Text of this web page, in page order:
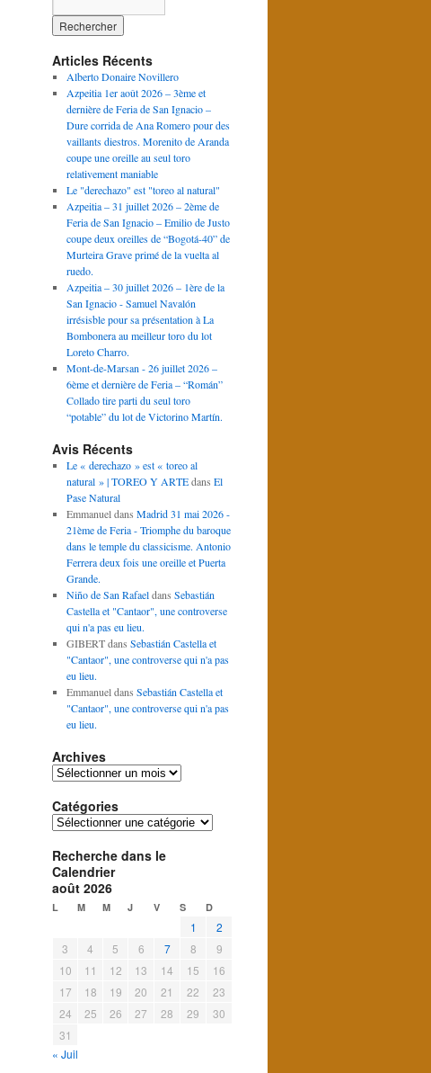
Articles Récents
Alberto Donaire Novillero
Azpeitia 1er août 2026 – 3ème et
dernière de Feria de San Ignacio –
Dure corrida de Ana Romero pour des
vaillants diestros. Morenito de Aranda
coupe une oreille au seul toro
relativement maniable
Le "derechazo" est "toreo al natural"
Azpeitia – 31 juillet 2026 – 2ème de
Feria de San Ignacio – Emilio de Justo
coupe deux oreilles de “Bogotá-40” de
Murteira Grave primé de la vuelta al
ruedo.
Azpeitia – 30 juillet 2026 – 1ère de la
San Ignacio - Samuel Navalón
irrésisble pour sa présentation à La
Bombonera au meilleur toro du lot
Loreto Charro.
Mont-de-Marsan - 26 juillet 2026 –
6ème et dernière de Feria – “Román”
Collado tire parti du seul toro
“potable” du lot de Victorino Martín.
Avis Récents
Le « derechazo » est « toreo al
natural » | TOREO Y ARTEdans El
Pase Natural
Emmanueldans Madrid 31 mai 2026 -
21ème de Feria - Triomphe du baroque
dans le temple du classicisme. Antonio
Ferrera deux fois une oreille et Puerta
Grande.
Niño de San Rafaeldans Sebastián
Castella et "Cantaor", une controverse
qui n'a pas eu lieu.
GIBERTdans Sebastián Castella et
"Cantaor", une controverse qui n'a pas
eu lieu.
Emmanueldans Sebastián Castella et
"Cantaor", une controverse qui n'a pas
eu lieu.
Archives
Archives
Catégories
Catégories
Recherche dans le
Calendrier
août 2026
L M M J V S D
1
2
3
4 5 6 7 8
9
10
11 12 13 14 15
16
17
18 19 20 21 22
23
24
25 26 27 28 29
30
31
« Juil